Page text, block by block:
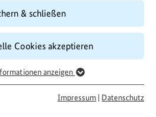
& schließen
Cookies akzeptieren
anzeigen
Impressum | Datenschutz
Kirchengemeindeverband